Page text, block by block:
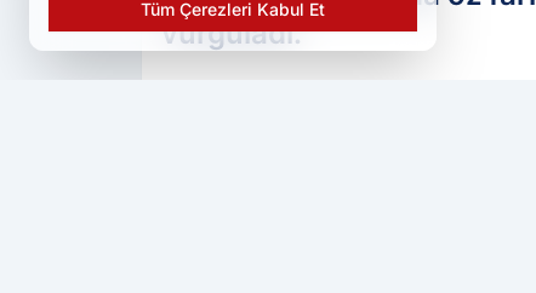
vurguladı.
Tüm Çerezleri Kabul Et